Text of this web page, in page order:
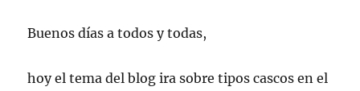
Buenos días a todos y todas,
hoy el tema del blog ira sobre tipos cascos en el